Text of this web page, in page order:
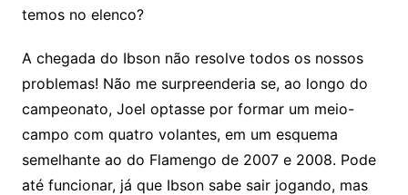
temos no elenco?
A chegada do Ibson não resolve todos os nossos
problemas! Não me surpreenderia se, ao longo do
campeonato, Joel optasse por formar um meio-
campo com quatro volantes, em um esquema
semelhante ao do Flamengo de 2007 e 2008. Pode
até funcionar, já que Ibson sabe sair jogando, mas